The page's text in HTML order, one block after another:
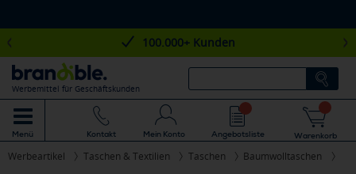
100.000+ Kunden
Werbemittel für Geschäftskunden
Menü Kontakt Mein Konto Angebotsliste Warenkorb
Werbeartikel Taschen & Textilien Taschen Baumwolltaschen